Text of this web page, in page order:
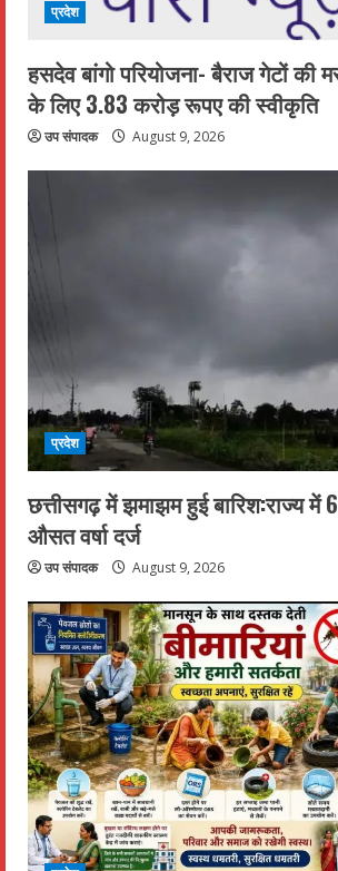
प्रदेश
हसदेव बांगो परियोजना- बैराज गेटों की
के लिए 3.83 करोड़ रूपए की स्वीकृति
उप संपादक August 9, 2026
प्रदेश
छत्तीसगढ़ में झमाझम हुई बारिश:राज्य में
औसत वर्षा दर्ज
उप संपादक August 9, 2026